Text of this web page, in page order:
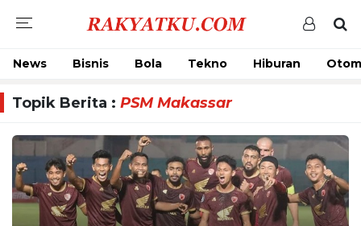
News Bisnis Bola Tekno Hiburan
Topik Berita : PSM Makassar